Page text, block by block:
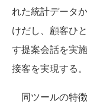
れた統計データ
けだし、顧客ひ
す提案会話を実
接客を実現する。
同ツールの特徴